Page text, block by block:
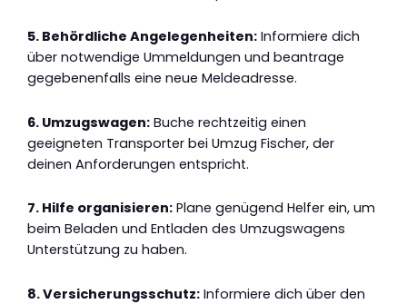
5. Behördliche Angelegenheiten: Informiere dich
über notwendige Ummeldungen und beantrage
gegebenenfalls eine neue Meldeadresse.
6. Umzugswagen: Buche rechtzeitig einen
geeigneten Transporter bei Umzug Fischer, der
deinen Anforderungen entspricht.
7. Hilfe organisieren: Plane genügend Helfer ein, um
beim Beladen und Entladen des Umzugswagens
Unterstützung zu haben.
8. Versicherungsschutz: Informiere dich über den